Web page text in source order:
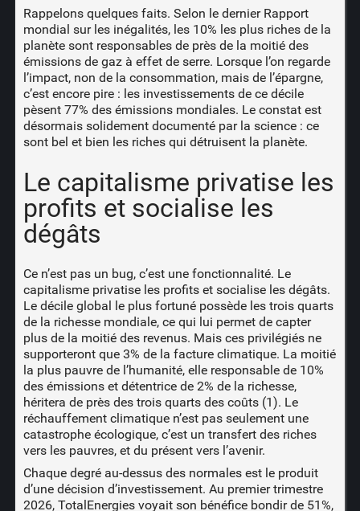
Rappelons quelques faits. Selon le dernier Rapport
mondial sur les inégalités, les 10% les plus riches de la
planète sont responsables de près de la moitié des
émissions de gaz à effet de serre. Lorsque l’on regarde
l’impact, non de la consommation, mais de l’épargne,
c’est encore pire : les investissements de ce décile
pèsent 77% des émissions mondiales. Le constat est
désormais solidement documenté par la science : ce
sont bel et bien les riches qui détruisent la planète.
Le capitalisme privatise les
profits et socialise les
dégâts
Ce n’est pas un bug, c’est une fonctionnalité. Le
capitalisme privatise les profits et socialise les dégâts.
Le décile global le plus fortuné possède les trois quarts
de la richesse mondiale, ce qui lui permet de capter
plus de la moitié des revenus. Mais ces privilégiés ne
supporteront que 3% de la facture climatique. La moitié
la plus pauvre de l’humanité, elle responsable de 10%
des émissions et détentrice de 2% de la richesse,
héritera de près des trois quarts des coûts (1). Le
réchauffement climatique n’est pas seulement une
catastrophe écologique, c’est un transfert des riches
vers les pauvres, et du présent vers l’avenir.
Chaque degré au-dessus des normales est le produit
d’une décision d’investissement. Au premier trimestre
2026, TotalEnergies voyait son bénéfice bondir de 51%,